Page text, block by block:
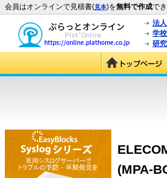
会員はオンラインで見積書(見本)を無料で作成で
法
学
研
(MPA-